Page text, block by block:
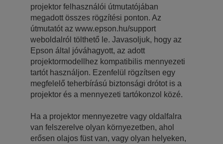
projektor felhasználói útmutatójában
megadott összes rögzítési ponton. Az
útmutatót az www.epson.hu/support
weboldalról tölthető le. Javasoljuk, hogy az
Epson által jóváhagyott, az adott
projektormodellhez kompatibilis mennyezeti
tartót használjon. Ezenfelül rögzítsen egy
megfelelő teherbírású biztonsági drótot is a
projektor és a mennyezeti tartókonzol közé.
Ha a projektor mennyezetre vagy oldalfalra
van felszerelve olyan környezetben, ahol
erősen olajos füst van, vagy olyan helyeken,